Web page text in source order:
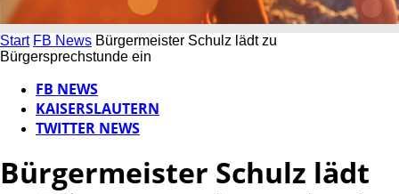
Start FB News Bürgermeister Schulz lädt zu
Bürgersprechstunde ein
FB NEWS
KAISERSLAUTERN
TWITTER NEWS
Bürgermeister Schulz lädt